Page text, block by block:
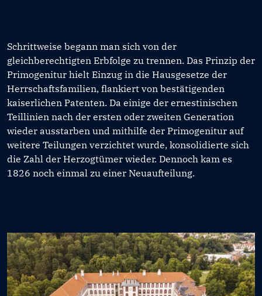
Schrittweise begann man sich von der
gleichberechtigten Erbfolge zu trennen. Das Prinzip der
Primogenitur hielt Einzug in die Hausgesetze der
Herrschaftsfamilien, flankiert von bestätigenden
kaiserlichen Patenten. Da einige der ernestinischen
Teillinien nach der ersten oder zweiten Generation
wieder ausstarben und mithilfe der Primogenitur auf
weitere Teilungen verzichtet wurde, konsolidierte sich
die Zahl der Herzogtümer wieder. Dennoch kam es
1826 noch einmal zu einer Neuaufteilung.